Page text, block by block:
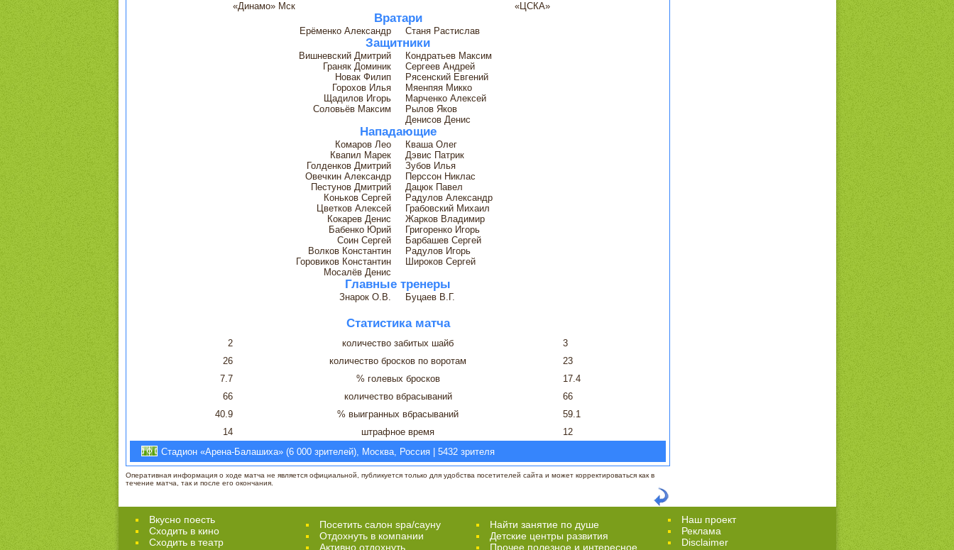
«Динамо» Мск «ЦСКА»
Вратари
Ерёменко Александр Станя Растислав
Защитники
Вишневский Дмитрий
Кондратьев Максим
Граняк Доминик
Сергеев Андрей
Новак Филип
Рясенский Евгений
Горохов Илья
Мяенпяя Микко
Щадилов Игорь
Марченко Алексей
Соловьёв Максим
Рылов Яков
Денисов Денис
Нападающие
Комаров Лео
Кваша Олег
Квапил Марек
Дэвис Патрик
Голденков Дмитрий
Зубов Илья
Овечкин Александр
Перссон Никлас
Пестунов Дмитрий
Дацюк Павел
Коньков Сергей
Радулов Александр
Цветков Алексей
Грабовский Михаил
Кокарев Денис
Жарков Владимир
Бабенко Юрий
Григоренко Игорь
Соин Сергей
Барбашев Сергей
Волков Константин
Радулов Игорь
Горовиков Константин
Широков Сергей
Мосалёв Денис
Главные тренеры
Знарок О.В. Буцаев В.Г.
Статистика матча
2 количество забитых шайб
3
26
количество бросков по воротам
23
7.7
% голевых бросков
17.4
66
количество вбрасываний
66
40.9
% выигранных вбрасываний
59.1
14
штрафное время
12
Стадион «Арена-Балашиха» (6 000 зрителей), Москва, Россия | 5432 зрителя
Оперативная информация о ходе матча не является официальной, публикуется только для удобства посетителей сайта и может корректироваться как в
течение матча, так и после его окончания.
Вкусно поесть
Сходить в кино
Cходить в театр
Посетить салон spa/сауну
Отдохнуть в компании
Активно отдохнуть
Найти занятие по душе
Детские центры развития
Прочее полезное и интересное
Наш проект
Реклама
Disclaimer